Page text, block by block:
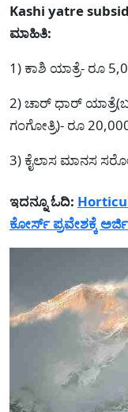
Kashi yatre
ಮಾಹಿತಿ:
1) ಕಾಶಿ ಯಾತ್ರೆ- ರೂ
2) ಚಾರ್ ಧಾರ್
ಗಂಗೋತ್ರಿ)- ರೂ
3) ಕೈಲಾಸ ಮಾನಸ
ಇದನ್ನೂ ಓದಿ:
ಕೋರ್ಸ್ ಪ್ರವೇಶಕ್ಕೆ